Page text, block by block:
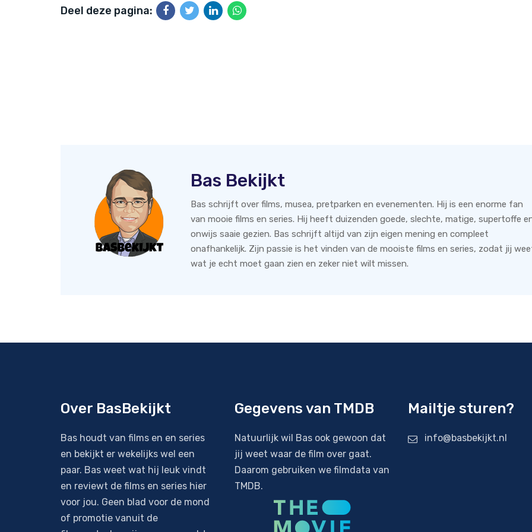
Deel deze pagina:
Bas Bekijkt
Bas schrijft over films, musea, pretparken en evenementen. Hij is een enorme fan
van mooie films en series. Hij heeft duizenden goede, slechte, matige, supertoffe
onwijs saaie gezien. Bas schrijft altijd van zijn eigen mening en compleet
onafhankelijk. Zijn passie is het vinden van de mooiste films en series, zodat jij
wat je echt moet gaan zien en zeker niet wilt missen.
Over BasBekijkt
Bas houdt van films en en series
en bekijkt er wekelijks wel een
paar. Bas weet wat hij leuk vindt
en reviewt de films en series hier
voor jou. Geen blad voor de mond
of promotie vanuit de
Gegevens van TMDB
Natuurlijk wil Bas ook gewoon dat
jij weet waar de film over gaat.
Daarom gebruiken we filmdata van
TMDB.
Mailtje sturen?
info@basbekijkt.nl